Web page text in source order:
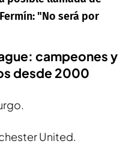
"No será por
campeones y
desde 2000
United.